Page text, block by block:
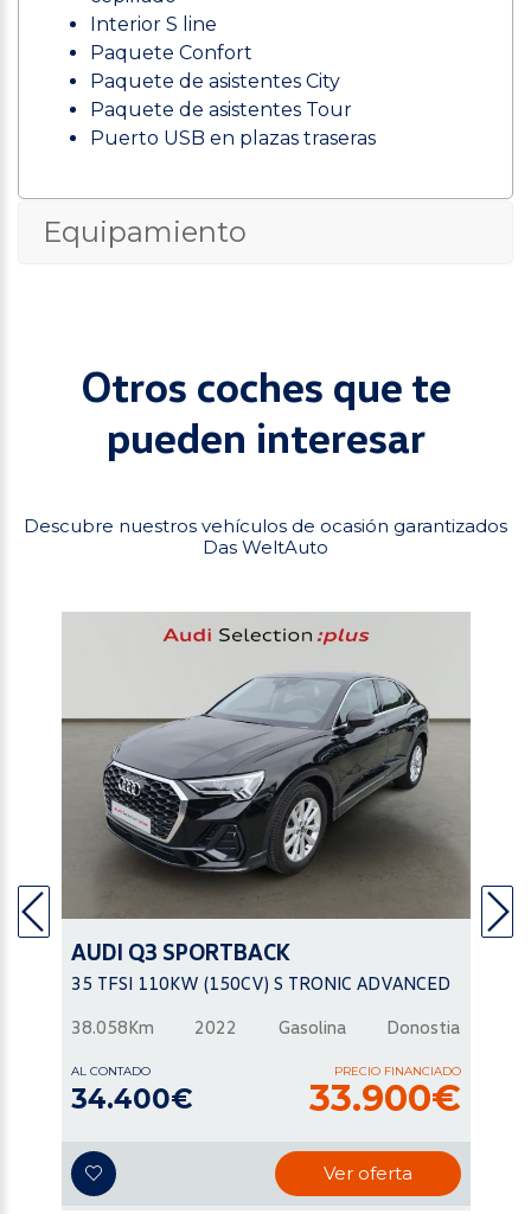
Interior S line
Paquete Confort
Paquete de asistentes City
Paquete de asistentes Tour
Puerto USB en plazas traseras
Equipamiento
Otros coches que te
pueden interesar
Descubre nuestros vehículos de ocasión garantizados
Das WeltAuto
AUDI Q3 SPORTBACK
35 TFSI 110KW (150CV) S TRONIC ADVANCED
38.058Km 2022 Gasolina Donostia
AL CONTADO
34.400€
PRECIO FINANCIADO
33.900€
Ver oferta